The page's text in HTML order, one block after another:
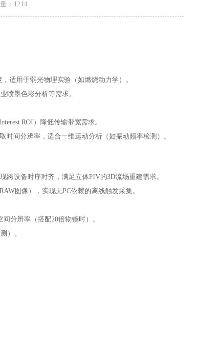
： 1214
适用于弱光物理实验（如燃烧动力学）。
喷墨色彩分析等需求。
ROI）降低传输带宽需求。
时间分辨率，适合一维运动分析（如振动频率检测）。
跨设备时序对齐，满足立体PIV的3D流场重建需求。
图像），实现无PC依赖的离线触发采集。
分辨率（搭配20倍物镜时）。
）。